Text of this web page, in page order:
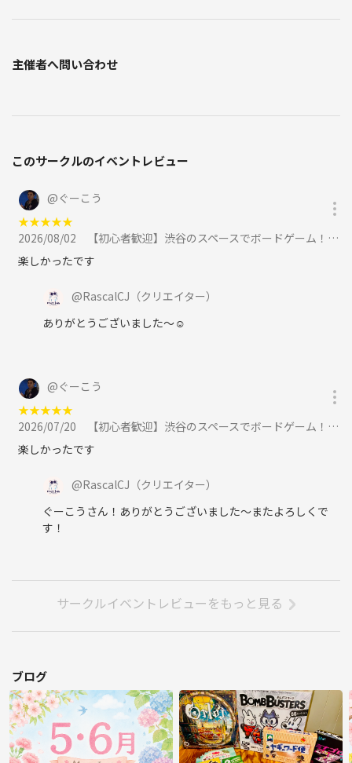
主催者へ問い合わせ
このサークルのイベントレビュー
@ぐーこう
★★★★★
2026/08/02
【初心者歓迎】渋谷のスペースでボードゲーム！！に参加
楽しかったです
@RascalCJ （クリエイター）
ありがとうございました〜☺️
@ぐーこう
★★★★★
2026/07/20
【初心者歓迎】渋谷のスペースでボードゲーム！！に参加
楽しかったです
@RascalCJ （クリエイター）
ぐーこうさん！ありがとうございました〜またよろしくで
す！
サークルイベントレビューをもっと見る
ブログ